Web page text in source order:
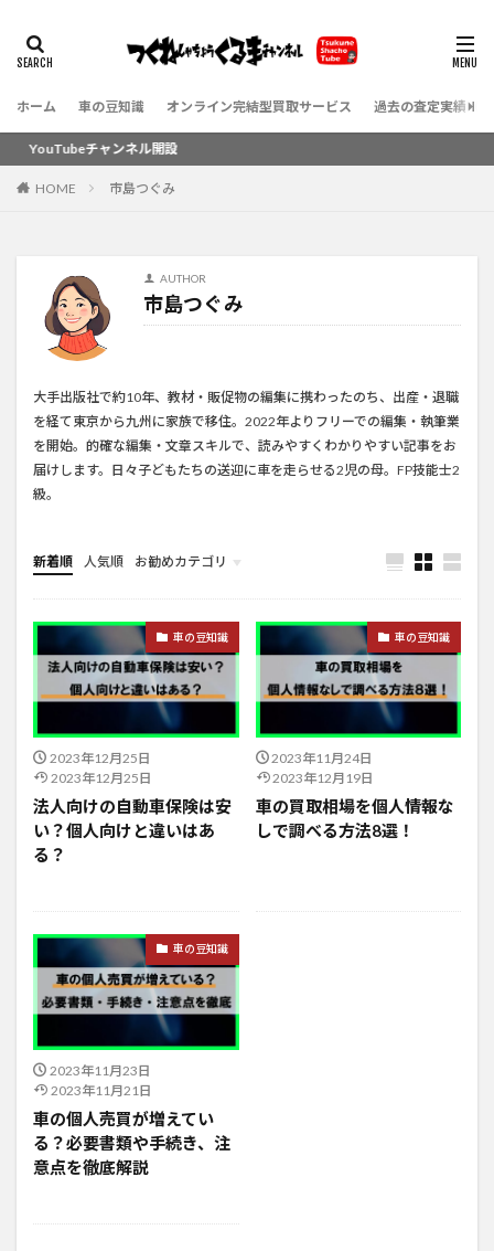
ホーム 車の豆知識 オンライン完結型買取サービス 過去の査定実績（
チャンネル開設
HOME 市島つぐみ
AUTHOR
市島つぐみ
大手出版社で約10年、教材・販促物の編集に携わったのち、出産・退職
を経て東京から九州に家族で移住。2022年よりフリーでの編集・執筆業
を開始。的確な編集・文章スキルで、読みやすくわかりやすい記事をお
届けします。日々子どもたちの送迎に車を走らせる2児の母。FP技能士2
級。
新着順 人気順 お勧めカテゴリ
新車情報
車の豆知識
2023年12月25日
2023年12月25日
法人向けの自動車保険は安
い？個人向けと違いはあ
る？
車の豆知識
2023年11月24日
2023年12月19日
車の買取相場を個人情報な
しで調べる方法8選！
車の豆知識
2023年11月23日
2023年11月21日
車の個人売買が増えてい
る？必要書類や手続き、注
意点を徹底解説